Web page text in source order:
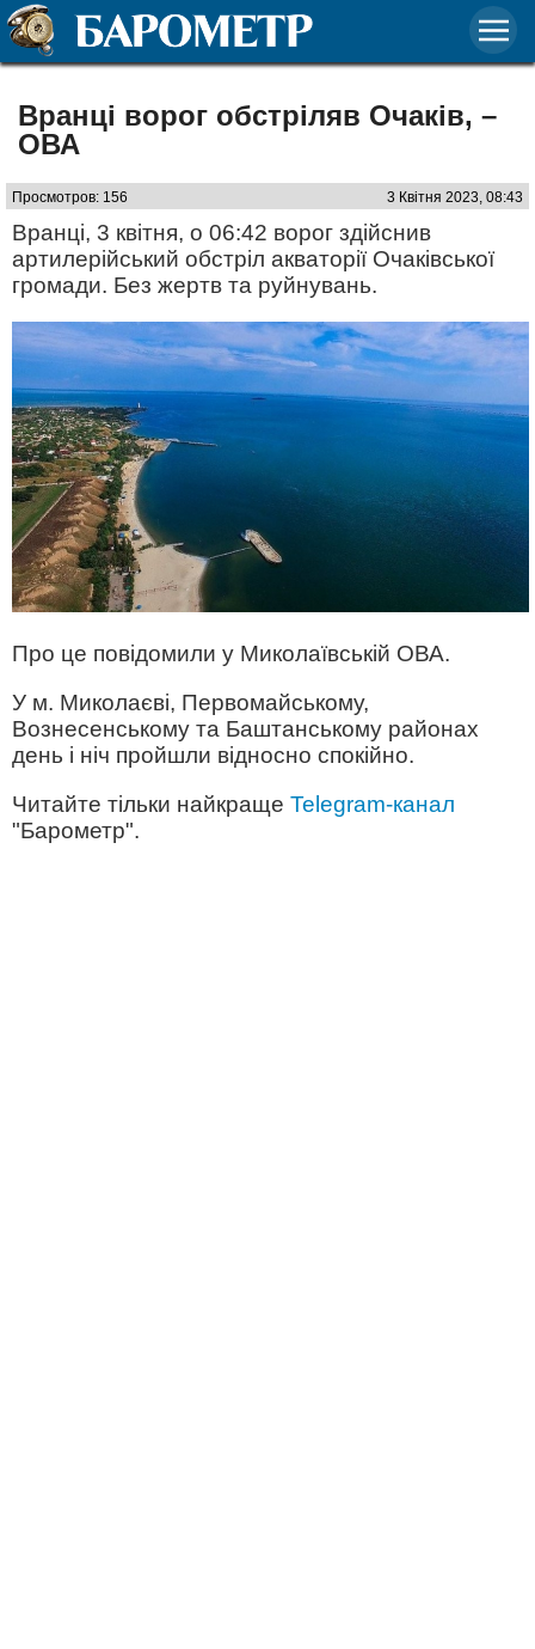
Вранці ворог обстріляв Очаків, –
ОВА
Просмотров: 156 3 Квітня 2023, 08:43
Вранці, 3 квітня, о 06:42 ворог здійснив
артилерійський обстріл акваторії Очаківської
громади. Без жертв та руйнувань.
Про це повідомили у Миколаївській ОВА.
У м. Миколаєві, Первомайському,
Вознесенському та Баштанському районах
день і ніч пройшли відносно спокійно.
Читайте тільки найкраще Telegram-канал
"Барометр".